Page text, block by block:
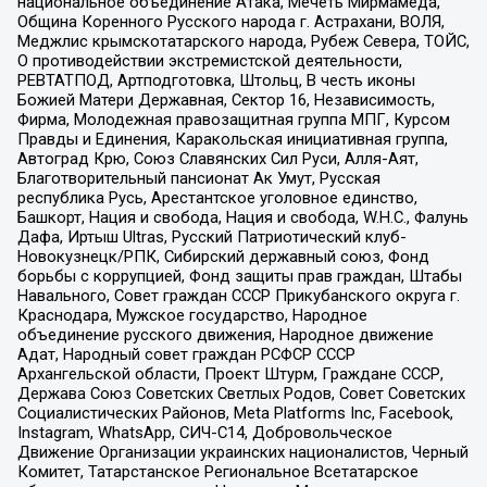
Община Коренного Русского народа г. Астрахани, ВОЛЯ,
Меджлис крымскотатарского народа, Рубеж Севера, ТОЙС,
О противодействии экстремистской деятельности,
РЕВТАТПОД, Артподготовка, Штольц, В честь иконы
Божией Матери Державная, Сектор 16, Независимость,
Фирма, Молодежная правозащитная группа МПГ, Курсом
Правды и Единения, Каракольская инициативная группа,
Автоград Крю, Союз Славянских Сил Руси, Алля-Аят,
Благотворительный пансионат Ак Умут, Русская
республика Русь, Арестантское уголовное единство,
Башкорт, Нация и свобода, Нация и свобода, W.H.С., Фалунь
Дафа, Иртыш Ultras, Русский Патриотический клуб-
Новокузнецк/РПК, Сибирский державный союз, Фонд
борьбы с коррупцией, Фонд защиты прав граждан, Штабы
Навального, Совет граждан СССР Прикубанского округа г.
Краснодара, Мужское государство, Народное
объединение русского движения, Народное движение
Адат, Народный совет граждан РСФСР СССР
Архангельской области, Проект Штурм, Граждане СССР,
Держава Союз Советских Светлых Родов, Совет Советских
Социалистических Районов, Meta Platforms Inc, Facebook,
Instagram, WhatsApp, СИЧ-С14, Добровольческое
Движение Организации украинских националистов, Черный
Комитет, Татарстанское Региональное Всетатарское